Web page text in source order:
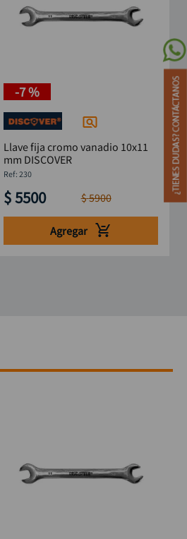
-7 %
Llave fija cromo vanadio 10x11
mm DISCOVER
:230
$5500 $5900
Agregar